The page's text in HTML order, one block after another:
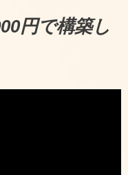
円で構築し